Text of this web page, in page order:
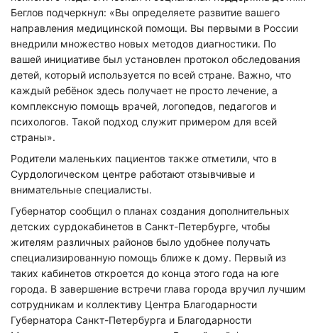
Беглов подчеркнул: «Вы определяете развитие вашего
направления медицинской помощи. Вы первыми в России
внедрили множество новых методов диагностики. По
вашей инициативе был установлен протокол обследования
детей, который используется по всей стране. Важно, что
каждый ребёнок здесь получает не просто лечение, а
комплексную помощь врачей, логопедов, педагогов и
психологов. Такой подход служит примером для всей
страны».
Родители маленьких пациентов также отметили, что в
Сурдологическом центре работают отзывчивые и
внимательные специалисты.
Губернатор сообщил о планах создания дополнительных
детских сурдокабинетов в Санкт-Петербурге, чтобы
жителям различных районов было удобнее получать
специализированную помощь ближе к дому. Первый из
таких кабинетов откроется до конца этого года на юге
города. В завершение встречи глава города вручил лучшим
сотрудникам и коллективу Центра Благодарности
Губернатора Санкт-Петербурга и Благодарности
Нажимая на кнопку "Отправить" вы
политикой конфиденциальности